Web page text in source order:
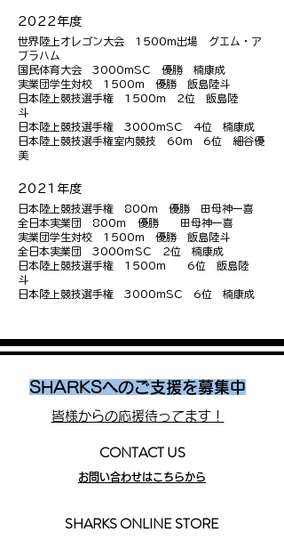
2022年度
世界陸上オレゴン大会 1500m出場 グエム・ア
ブラハム
国民体育大会 3000mSC 優勝 楠康成
実業団学生対校 1500m 優勝 飯島陸斗
日本陸上競技選手権 1500m 2位 飯島陸
斗
日本陸上競技選手権 3000mSC 4位 楠康成
日本陸上競技選手権室内競技 60m 6位 細谷優
美
2021年度
日本陸上競技選手権 800m 優勝 田母神一喜
全日本実業団
800ｍ 優勝 田母神一喜
実業団学生対校 1500m 優勝 飯島陸斗
全日本実業団 3000ｍSC 2位 楠康成
日本陸上競技選手権 1500m 6位 飯島陸
斗
日本陸上競技選手権 3000mSC 6位 楠康成
SHARKSへのご支援を募集中
皆様からの応援待ってます！
CONTACT US
お問い合わせはこちらから
SHARKS ONLINE STORE